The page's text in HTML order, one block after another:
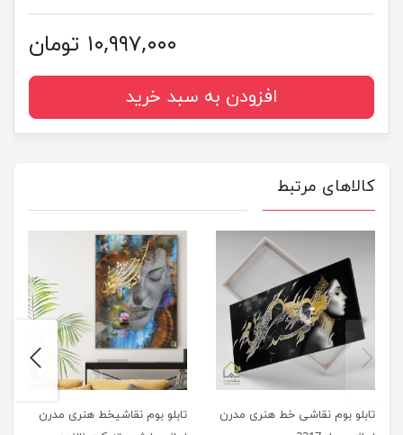
۱۰,۹۹۷,۰۰۰ تومان
افزودن به سبد خرید
کالاهای مرتبط
تابلو بوم نقاشی خط هنری مدرن
تابلو بوم نقاشیخط هنری مدرن
previus